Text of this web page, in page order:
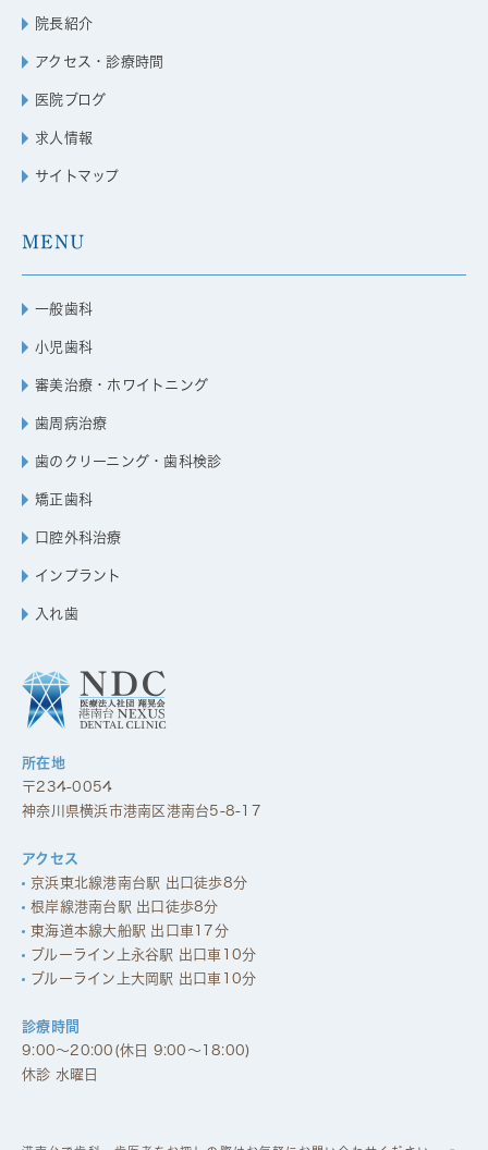
院長紹介
アクセス・診療時間
医院ブログ
求人情報
サイトマップ
MENU
一般歯科
小児歯科
審美治療・ホワイトニング
歯周病治療
歯のクリーニング・歯科検診
矯正歯科
口腔外科治療
インプラント
入れ歯
所在地
〒234-0054
神奈川県横浜市港南区港南台5-8-17
アクセス
京浜東北線港南台駅 出口徒歩8分
根岸線港南台駅 出口徒歩8分
東海道本線大船駅 出口車17分
ブルーライン上永谷駅 出口車10分
ブルーライン上大岡駅 出口車10分
診療時間
9:00～20:00(休日 9:00～18:00)
休診 水曜日